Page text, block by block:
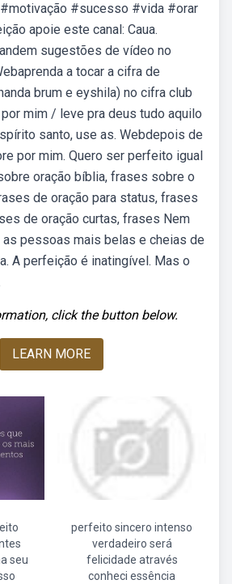
#sucesso #vida #orar
apoie este canal: Caua.
sugestões de vídeo no
a tocar a cifra de
brum e eyshila) no cifra club
mim / leve pra deus tudo aquilo
santo, use as. Webdepois de
por mim. Quero ser perfeito igual
oração bíblia, frases sobre o
de oração para status, frases
de oração curtas, frases Nem
as pessoas mais belas e cheias de
A perfeição é inatingível. Mas o
click the button below.
LEARN MORE
seu
perfeito sincero intenso
verdadeiro será
felicidade através
conheci essência